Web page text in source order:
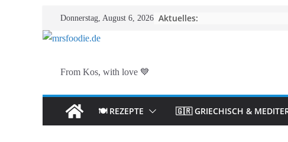
Inhalt
Donnerstag, August 6, 2026 Aktuelles:
From Kos, with love 💙
🍽️ REZEPTE 🇬🇷 GRIECHISCH &